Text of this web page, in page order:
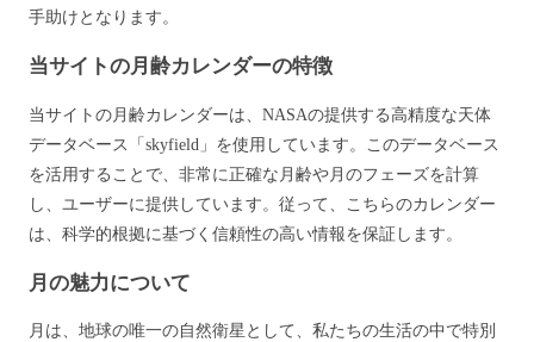
手助けとなります。
当サイトの月齢カレンダーの特徴
当サイトの月齢カレンダーは、NASAの提供する高精度な天体
データベース「skyfield」を使用しています。このデータベース
を活用することで、非常に正確な月齢や月のフェーズを計算
し、ユーザーに提供しています。従って、こちらのカレンダー
は、科学的根拠に基づく信頼性の高い情報を保証します。
月の魅力について
月は、地球の唯一の自然衛星として、私たちの生活の中で特別